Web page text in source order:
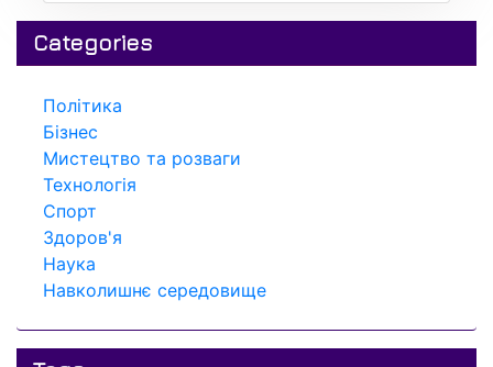
Categories
Політика
Бізнес
Мистецтво та розваги
Технологія
Спорт
Здоров'я
Наука
Навколишнє середовище